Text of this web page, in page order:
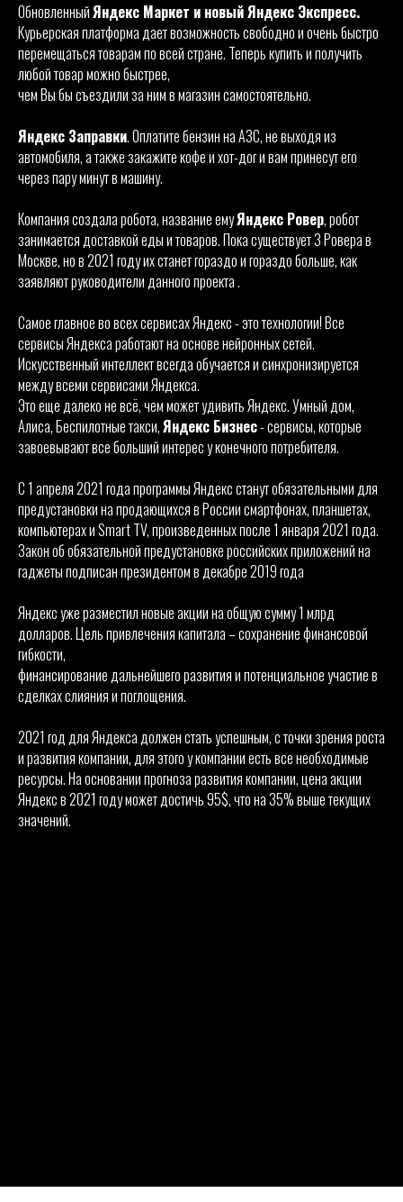
ОбновленныйЯндекс Маркет и новый Яндекс Экспресс.
Курьерская платформа дает возможность свободно и очень быстро
перемещаться товарам по всей стране. Теперь купить и получить
любой товар можно быстрее,
чем Вы бы съездили за ним в магазин самостоятельно.
Яндекс Заправки. Оплатите бензин на АЗС, не выходя из
автомобиля, а также закажите кофе и хот-дог и вам принесут его
через пару минут в машину.
Компания создала робота, название емуЯндекс Ровер, робот
занимается доставкой еды и товаров. Пока существует 3 Ровера в
Москве, но в 2021 году их станет гораздо и гораздо больше, как
заявляют руководители данного проекта .
Самое главное во всех сервисах Яндекс - это технологии! Все
сервисы Яндекса работают на основе нейронных сетей.
Искусственный интеллект всегда обучается и синхронизируется
между всеми сервисами Яндекса.
Это еще далеко не всё, чем может удивить Яндекс. Умный дом,
Алиса, Беспилотные такси,Яндекс Бизнес- сервисы, которые
завоевывают все больший интерес у конечного потребителя.
С 1 апреля 2021 года программы Яндекс станут обязательными для
предустановки на продающихся в России смартфонах, планшетах,
компьютерах и Smart TV, произведенных после 1 января 2021 года.
Закон об обязательной предустановке российских приложений на
гаджеты подписан президентом в декабре 2019 года
Яндекс уже разместил новые акции на общую сумму 1 млрд
долларов. Цель привлечения капитала – сохранение финансовой
гибкости,
финансирование дальнейшего развития и потенциальное участие в
сделках слияния и поглощения.
2021 год для Яндекса должен стать успешным, с точки зрения роста
и развития компании, для этого у компании есть все необходимые
ресурсы. На основании прогноза развития компании, цена акции
Яндекс в 2021 году может достичь 95$, что на 35% выше текущих
значений.